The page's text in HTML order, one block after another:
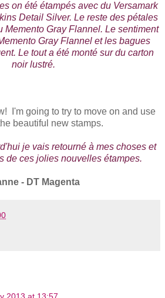
on été étampés avec du Versamark
Detail Silver. Le reste des pétales
Memento Gray Flannel. Le sentiment
Gray Flannel et les bagues
Le tout a été monté sur du carton
noir lustré.
I'm going to try to move on and use
beautiful new stamps.
je vais retourné à mes choses et
de ces jolies nouvelles étampes.
- DT Magenta
2013 at 13:57